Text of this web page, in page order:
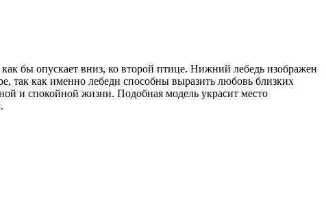
бы опускает вниз, ко второй птице. Нижний лебедь изображен
так как именно лебеди способны выразить любовь близких
и спокойной жизни. Подобная модель украсит место